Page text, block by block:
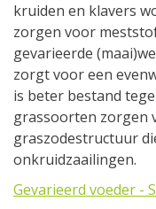
kruiden en klavers
zorgen voor
gevarieerde
zorgt voor een
is beter bestand
grassoorten zorgen
graszodestructuur
onkruidzaailingen.
Gevarieerd voeder -